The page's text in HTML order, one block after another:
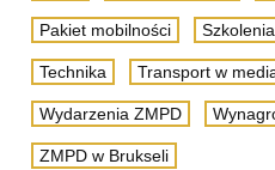
Pakiet mobilności Szkolenia
Technika Transport w
Wydarzenia ZMPD
ZMPD w Brukseli